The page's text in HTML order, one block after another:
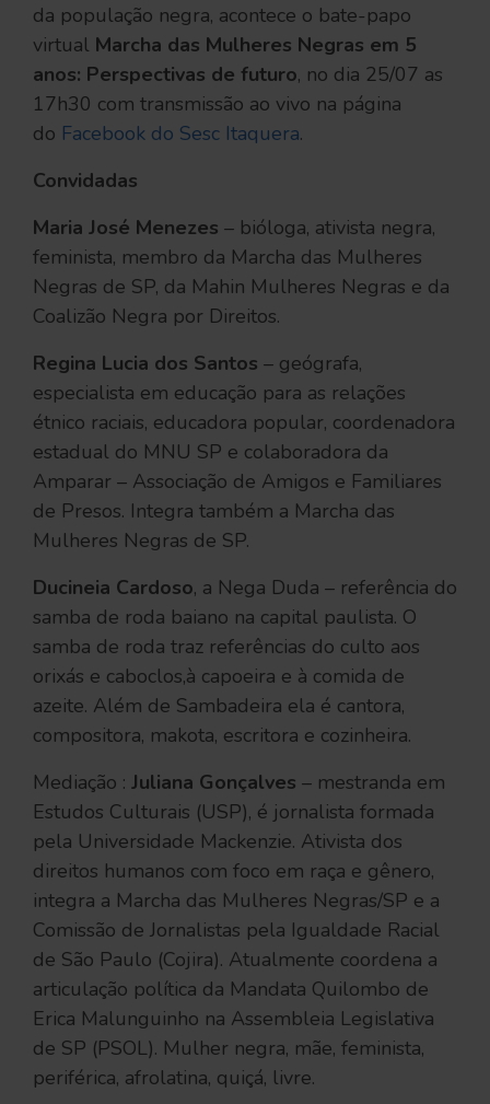
da população negra, acontece o bate-papo
virtual Marcha das Mulheres Negras em 5
anos: Perspectivas de futuro, no dia 25/07 as
17h30 com transmissão ao vivo na página
do Facebook do Sesc Itaquera.
Convidadas
Maria José Menezes – bióloga, ativista negra,
feminista, membro da Marcha das Mulheres
Negras de SP, da Mahin Mulheres Negras e da
Coalizão Negra por Direitos.
Regina Lucia dos Santos – geógrafa,
especialista em educação para as relações
étnico raciais, educadora popular, coordenadora
estadual do MNU SP e colaboradora da
Amparar – Associação de Amigos e Familiares
de Presos. Integra também a Marcha das
Mulheres Negras de SP.
Ducineia Cardoso, a Nega Duda – referência do
samba de roda baiano na capital paulista. O
samba de roda traz referências do culto aos
orixás e caboclos,à capoeira e à comida de
azeite. Além de Sambadeira ela é cantora,
compositora, makota, escritora e cozinheira.
Mediação : Juliana Gonçalves – mestranda em
Estudos Culturais (USP), é jornalista formada
pela Universidade Mackenzie. Ativista dos
direitos humanos com foco em raça e gênero,
integra a Marcha das Mulheres Negras/SP e a
Comissão de Jornalistas pela Igualdade Racial
de São Paulo (Cojira). Atualmente coordena a
articulação política da Mandata Quilombo de
Erica Malunguinho na Assembleia Legislativa
de SP (PSOL). Mulher negra, mãe, feminista,
periférica, afrolatina, quiçá, livre.